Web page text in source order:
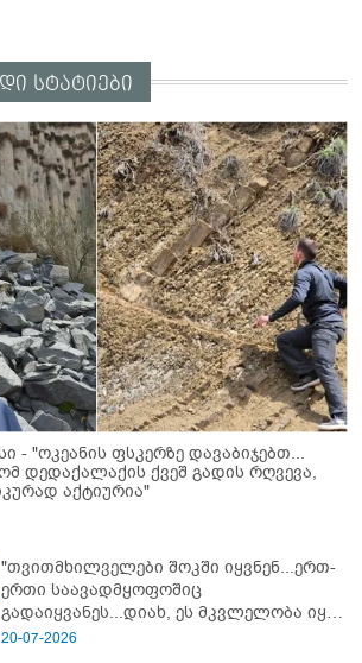
სტატიები
- "ოკეანის ფსკერზე დავაბიჯებთ...
დედაქალაქის ქვეშ გადის რღვევა,
აქტიურია"
"თვითმხილველები შოკში იყვნენ...ერთ-
ერთი საავადმყოფოშიც
გადაიყვანეს...დიახ, ეს მკვლელობა იყო"
- გორში დატრიალებული ტრაგედიის
20-07-2026